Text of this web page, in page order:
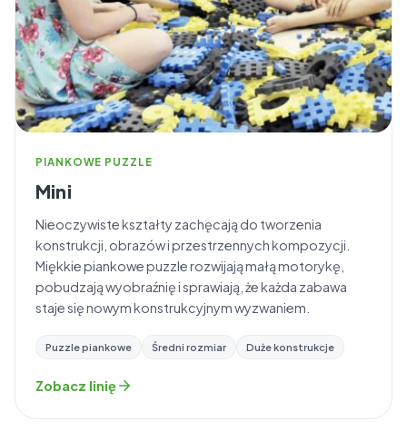
PIANKOWE PUZZLE
Mini
Nieoczywiste kształty zachęcają do tworzenia
konstrukcji, obrazów i przestrzennych kompozycji.
Miękkie piankowe puzzle rozwijają małą motorykę,
pobudzają wyobraźnię i sprawiają, że każda zabawa
staje się nowym konstrukcyjnym wyzwaniem.
Puzzle piankowe Średni rozmiar Duże konstrukcje
Zobacz linię